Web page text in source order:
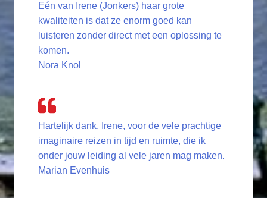
Eén van Irene (Jonkers) haar grote
kwaliteiten is dat ze enorm goed kan
luisteren zonder direct met een oplossing te
komen.
Nora Knol
Hartelijk dank, Irene, voor de vele prachtige
imaginaire reizen in tijd en ruimte, die ik
onder jouw leiding al vele jaren mag maken.
Marian Evenhuis